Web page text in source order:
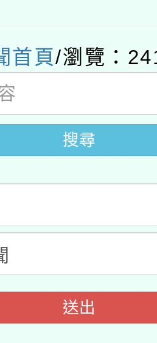
單位及節水達
廟祈福系列
航」
園地景藝術
首頁/瀏覽：
搜尋
送出